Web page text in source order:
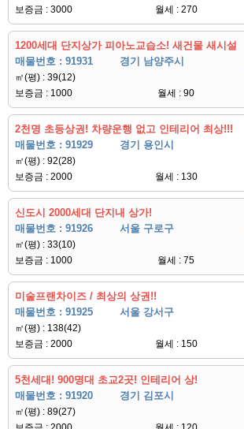
보증금 : 3000
월세 : 270
1200세대 단지상가 피아노교습소! 새건물 새시설
매물번호 : 91931
경기 남양주시
㎡(평) : 39(12)
보증금 : 1000
월세 : 90
2천명 초등상권! 차량운행 없고 인테리어 최상!!!
매물번호 : 91929
경기 용인시
㎡(평) : 92(28)
보증금 : 2000
월세 : 130
신도시 2000세대 단지내 상가!
매물번호 : 91926
서울 구로구
㎡(평) : 33(10)
보증금 : 1000
월세 : 75
미술프랜차이즈 / 최상의 상권!!
매물번호 : 91925
서울 강서구
㎡(평) : 138(42)
보증금 : 2000
월세 : 150
5천세대! 900명대 초교2곳! 인테리어 상!
매물번호 : 91920
경기 김포시
㎡(평) : 89(27)